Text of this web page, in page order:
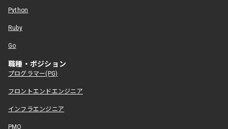
Python
Ruby
Go
職種・ポジション
プログラマー(PG)
フロントエンドエンジニア
インフラエンジニア
PMO